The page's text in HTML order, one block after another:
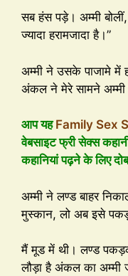
सब हंस पड़े। अम्मी
ज्यादा हरामजादा है।”
अम्मी ने उसके पाजामे में
अंकल ने मेरे सामने अम्मी
आप यहFamily Sex
वेबसाइट फ्री सेक्स
कहानियां पढ़ने के लिए
अम्मी ने लण्ड बाहर
मुस्कान, लो अब इसे
मैं मूड में थी। लण्ड
लौड़ा है अंकल का